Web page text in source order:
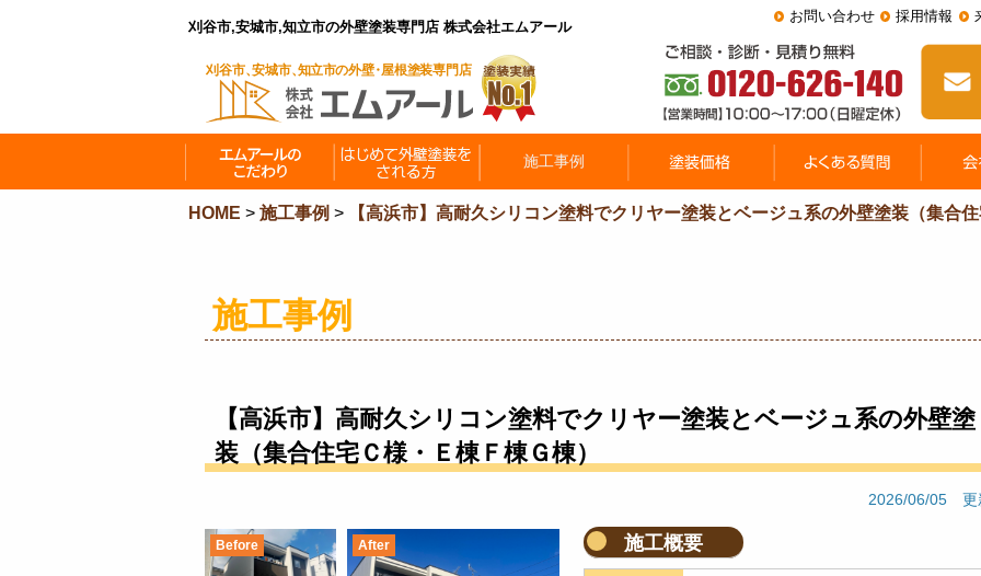
刈谷市,安城市,知立市の外壁塗装専門店 株式会社エムアール
お問い合わせ 採用情報
HOME > 施工事例 > 【高浜市】高耐久シリコン塗料でクリヤー塗装とベージュ系の外壁塗装（集合
施工事例
【高浜市】高耐久シリコン塗料でクリヤー塗装とベージュ系の外壁塗
装（集合住宅Ｃ様・Ｅ棟Ｆ棟Ｇ棟）
2026/06/05 更
Before After 施工概要